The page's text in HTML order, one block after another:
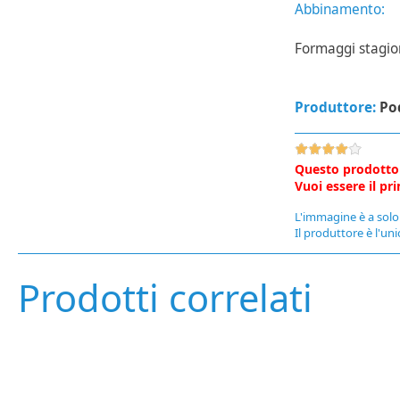
Abbinamento:
Formaggi
Produttore:
Questo
Vuoi essere il
L'immagine è a
Il produttore è
Prodotti correlati